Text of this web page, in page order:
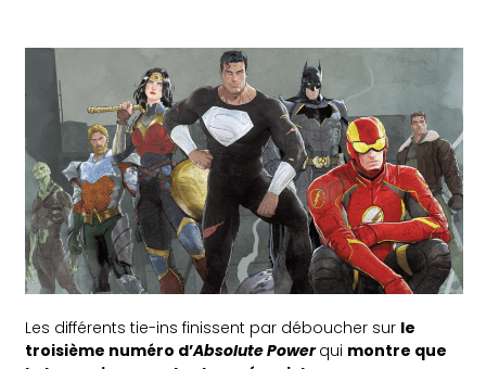
Les différents tie-ins finissent par déboucher sur le
troisième numéro d’Absolute Powerqui montre que